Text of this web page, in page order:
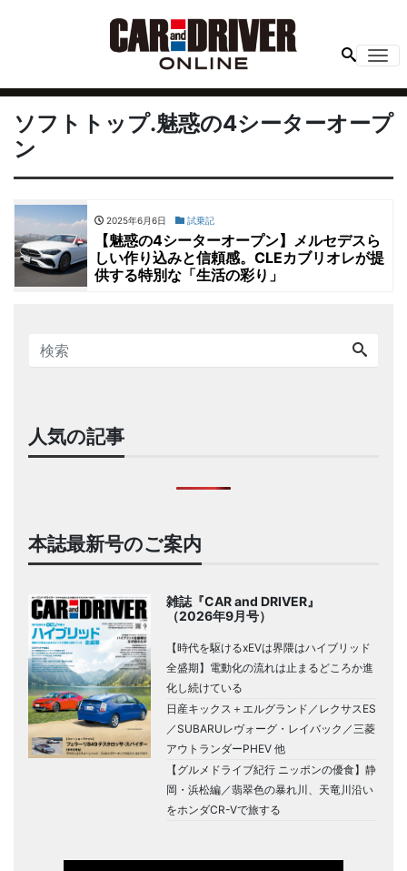
ソフトトップ.魅惑の4シーターオープ
ン
2025年6月6日 試乗記
【魅惑の4シーターオープン】メルセデスら
しい作り込みと信頼感。CLEカブリオレが提
供する特別な「生活の彩り」
人気の記事
本誌最新号のご案内
雑誌『CAR and DRIVER』
（2026年9月号）
【時代を駆けるxEVは界隈はハイブリッド
全盛期】電動化の流れは止まるどころか進
化し続けている
日産キックス＋エルグランド／レクサスES
／SUBARUレヴォーグ・レイバック／三菱
アウトランダーPHEV 他
【グルメドライブ紀行 ニッポンの優食】静
岡・浜松編／翡翠色の暴れ川、天竜川沿い
をホンダCR-Vで旅する